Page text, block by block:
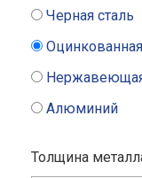
Черная сталь
Алюминий
Толщина